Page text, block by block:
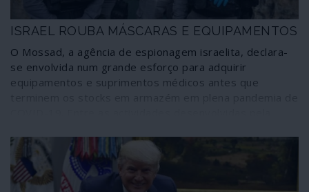
ISRAEL ROUBA MÁSCARAS E EQUIPAMENTOS
O Mossad, a agência de espionagem israelita, declara-
se envolvida num grande esforço para adquirir
equipamentos e suprimentos médicos antes que
funcionário numa declaração à comunicação social.